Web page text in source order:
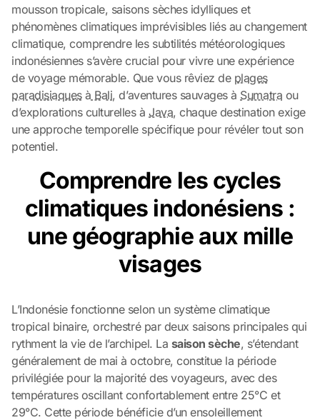
mousson tropicale, saisons sèches idylliques et
phénomènes climatiques imprévisibles liés au changement
climatique, comprendre les subtilités météorologiques
indonésiennes s’avère crucial pour vivre une expérience
de voyage mémorable. Que vous rêviez de plages
paradisiaquesà Bali, d’aventures sauvages à Sumatra ou
d’explorations culturelles àJava, chaque destination exige
une approche temporelle spécifique pour révéler tout son
potentiel.
Comprendre les cycles
climatiques indonésiens :
une géographie aux mille
visages
L’Indonésie fonctionne selon un système climatique
tropical binaire, orchestré par deux saisons principales qui
rythment la vie de l’archipel. La saison sèche, s’étendant
généralement de mai à octobre, constitue la période
privilégiée pour la majorité des voyageurs, avec des
températures oscillant confortablement entre 25°C et
29°C. Cette période bénéficie d’un ensoleillement